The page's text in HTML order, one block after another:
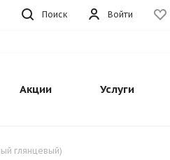
Войти
Поиск
Акции Услуги
глянцевый)